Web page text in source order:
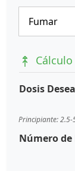
Dosis
Principiante:
Número de